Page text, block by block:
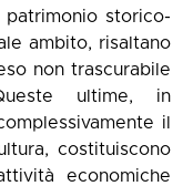
storico-
ambito, risaltano
non trascurabile
ultime, in
il
costituiscono
economiche